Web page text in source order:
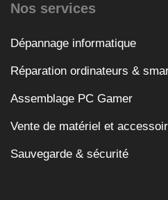
Nos services
Dépannage informatique
Réparation ordinateurs &
Assemblage PC Gamer
Vente de matériel et
Sauvegarde & sécurité